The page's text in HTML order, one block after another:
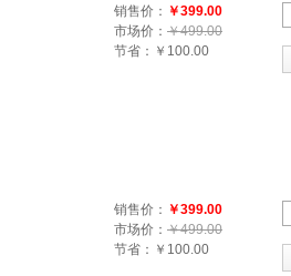
销售价： ￥399.00
市场价： ￥499.00
节省： ￥100.00
销售价： ￥399.00
市场价： ￥499.00
节省： ￥100.00